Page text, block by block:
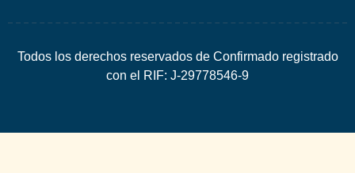
Todos los derechos reservados de Confirmado registrado
con el RIF: J-29778546-9